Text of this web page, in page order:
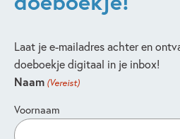
Laat je e-mailadres achter en
doeboekje digitaal in je inbox!
Naam (Vereist)
Voornaam